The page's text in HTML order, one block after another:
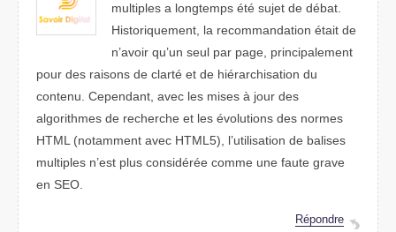
multiples a longtemps été sujet de débat.
Historiquement, la recommandation était de
n’avoir qu’un seul par page, principalement
pour des raisons de clarté et de hiérarchisation du
contenu. Cependant, avec les mises à jour des
algorithmes de recherche et les évolutions des normes
HTML (notamment avec HTML5), l’utilisation de balises
multiples n’est plus considérée comme une faute grave
en SEO.
Répondre